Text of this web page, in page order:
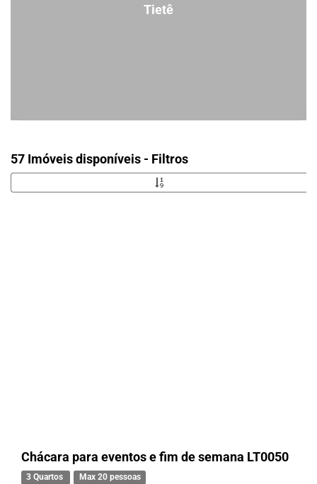
Tietê
57 Imóveis disponíveis - Filtros
Chácara para eventos e fim de semana LT0050
3 Quartos Max 20 pessoas